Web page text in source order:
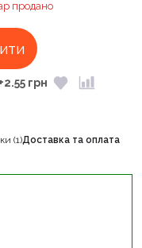
продано
+2.55 грн
(1)Доставка та оплата